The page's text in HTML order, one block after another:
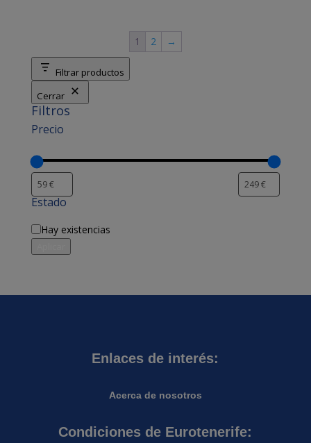
1 2 →
Filtrar productos
Cerrar
Filtros
Precio
Estado
Disponibilidad
Hay existencias
Enlaces de interés:
Acerca de nosotros
Condiciones de Eurotenerife: